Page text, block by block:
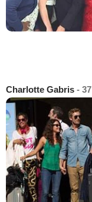
Charlotte Gabris - 37